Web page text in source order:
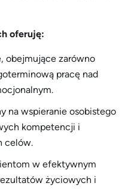
oferuję:
obejmujące zarówno
pracę nad
na wspieranie osobistego
kompetencji i
celów.
w efektywnym
życiowych i